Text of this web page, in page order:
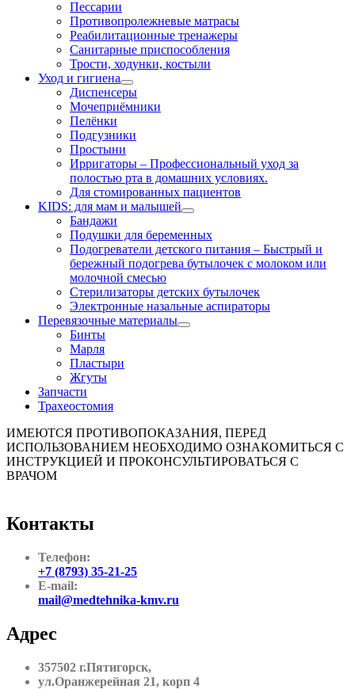
Пессарии
Противопролежневые матрасы
Реабилитационные тренажеры
Санитарные приспособления
Трости, ходунки, костыли
Уход и гигиена
Диспенсеры
Мочеприёмники
Пелёнки
Подгузники
Простыни
Ирригаторы – Профессиональный уход за
полостью рта в домашних условиях.
Для стомированных пациентов
KIDS: для мам и малышей
Бандажи
Подушки для беременных
Подогреватели детского питания – Быстрый и
бережный подогрева бутылочек с молоком или
молочной смесью
Стерилизаторы детских бутылочек
Электронные назальные аспираторы
Перевязочные материалы
Бинты
Марля
Пластыри
Жгуты
Запчасти
Трахеостомия
ИМЕЮТСЯ ПРОТИВОПОКАЗАНИЯ, ПЕРЕД
ИСПОЛЬЗОВАНИЕМ НЕОБХОДИМО ОЗНАКОМИТЬСЯ С
ИНСТРУКЦИЕЙ И ПРОКОНСУЛЬТИРОВАТЬСЯ С
ВРАЧОМ
Контакты
Телефон:
+7 (8793) 35-21-25
E-mail:
mail@medtehnika-kmv.ru
Адрес
357502 г.Пятигорск,
ул.Оранжерейная 21, корп 4